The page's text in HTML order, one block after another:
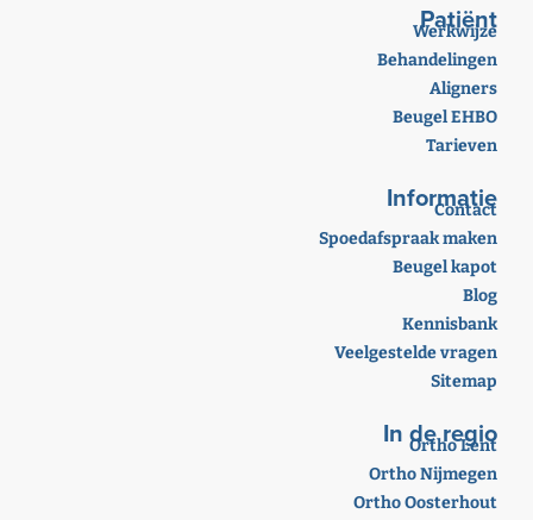
Patiënt
Werkwijze
Behandelingen
Aligners
Beugel EHBO
Tarieven
Informatie
Contact
Spoedafspraak maken
Beugel kapot
Blog
Kennisbank
Veelgestelde vragen
Sitemap
In de regio
Ortho Lent
Ortho Nijmegen
Ortho Oosterhout